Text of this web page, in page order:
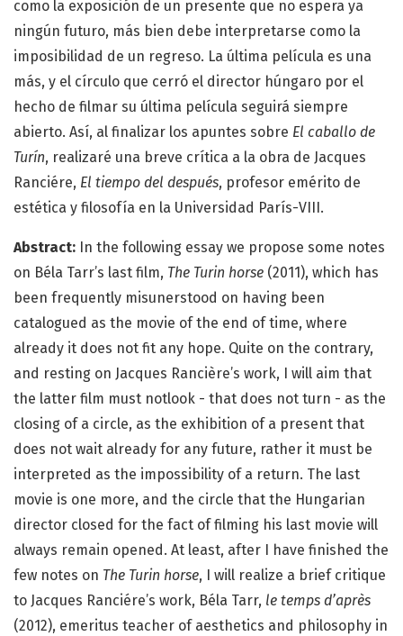
como la exposición de un presente que no espera ya
ningún futuro, más bien debe interpretarse como la
imposibilidad de un regreso. La última película es una
más, y el círculo que cerró el director húngaro por el
hecho de filmar su última película seguirá siempre
abierto. Así, al finalizar los apuntes sobre El caballo de
Turín, realizaré una breve crítica a la obra de Jacques
Ranciére, El tiempo del después, profesor emérito de
estética y filosofía en la Universidad París-VIII.
Abstract: In the following essay we propose some notes
on Béla Tarr’s last film, The Turin horse (2011), which has
been frequently misunerstood on having been
catalogued as the movie of the end of time, where
already it does not fit any hope. Quite on the contrary,
and resting on Jacques Rancière’s work, I will aim that
the latter film must notlook - that does not turn - as the
closing of a circle, as the exhibition of a present that
does not wait already for any future, rather it must be
interpreted as the impossibility of a return. The last
movie is one more, and the circle that the Hungarian
director closed for the fact of filming his last movie will
always remain opened. At least, after I have finished the
few notes on The Turin horse, I will realize a brief critique
to Jacques Ranciére’s work, Béla Tarr, le temps d’après
(2012), emeritus teacher of aesthetics and philosophy in